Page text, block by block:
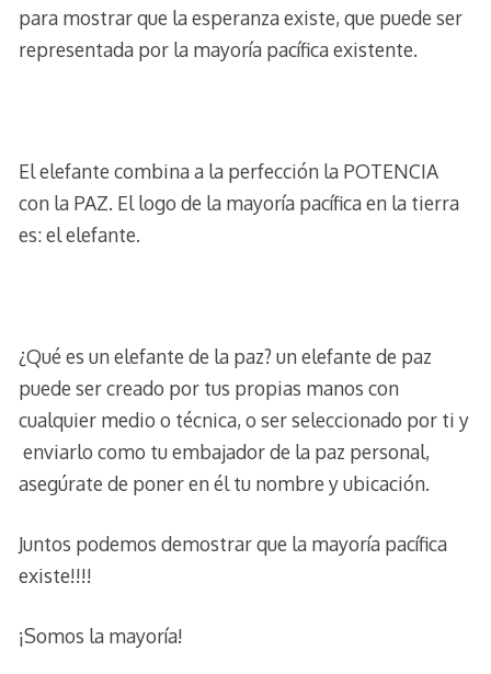
para mostrar que la esperanza existe, que puede ser
representada por la mayoría pacífica existente.
El elefante combina a la perfección la POTENCIA
con la PAZ. El logo de la mayoría pacífica en la tierra
es: el elefante.
¿Qué es un elefante de la paz? un elefante de paz
puede ser creado por tus propias manos con
cualquier medio o técnica, o ser seleccionado por ti y
enviarlo como tu embajador de la paz personal,
asegúrate de poner en él tu nombre y ubicación.
Juntos podemos demostrar que la mayoría pacífica
existe!!!!
¡Somos la mayoría!